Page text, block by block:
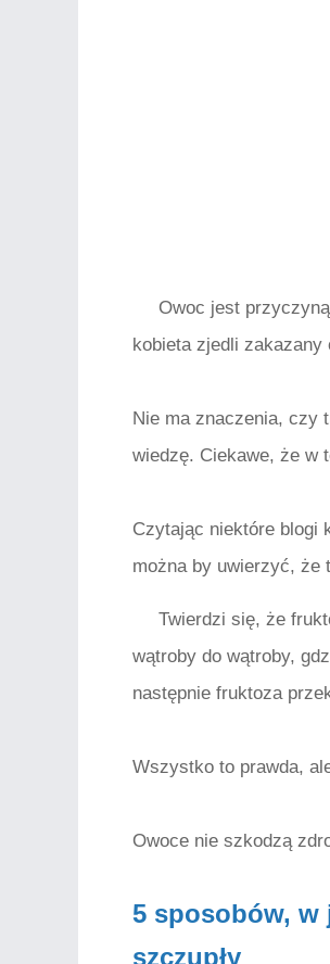
Owoc jest
kobieta zjedli
Nie ma znaczenia, czy
wiedzę. Ciekawe, że w
Czytając niektóre blogi
można by uwierzyć, że
Twierdzi się, że
wątroby do wątroby,
następnie fruktoza
Wszystko to prawda,
Owoce nie szkodzą
5 sposobów, w
szczupły